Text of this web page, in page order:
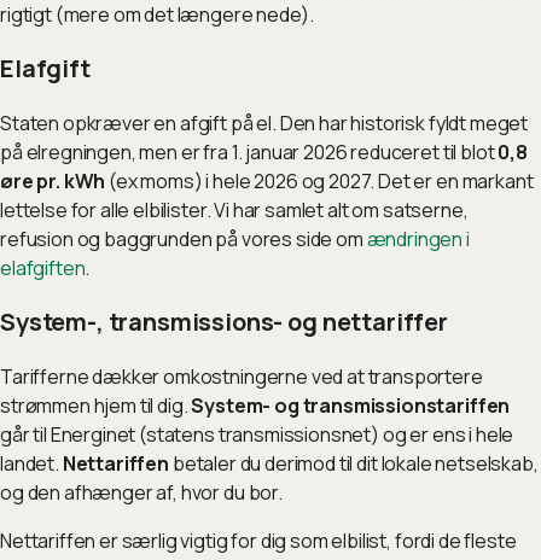
rigtigt (mere om det længere nede).
Elafgift
Staten opkræver en afgift på el. Den har historisk fyldt meget
på elregningen, men er fra 1. januar 2026 reduceret til blot0,8
øre pr. kWh (ex moms) i hele 2026 og 2027. Det er en markant
lettelse for alle elbilister. Vi har samlet alt om satserne,
refusion og baggrunden på vores side omændringen i
elafgiften.
System-, transmissions- og nettariffer
Tarifferne dækker omkostningerne ved at transportere
strømmen hjem til dig.System- og transmissionstariffen
går til Energinet (statens transmissionsnet) og er ens i hele
landet. Nettariffen betaler du derimod til dit lokale netselskab,
og den afhænger af, hvor du bor.
Nettariffen er særlig vigtig for dig som elbilist, fordi de fleste